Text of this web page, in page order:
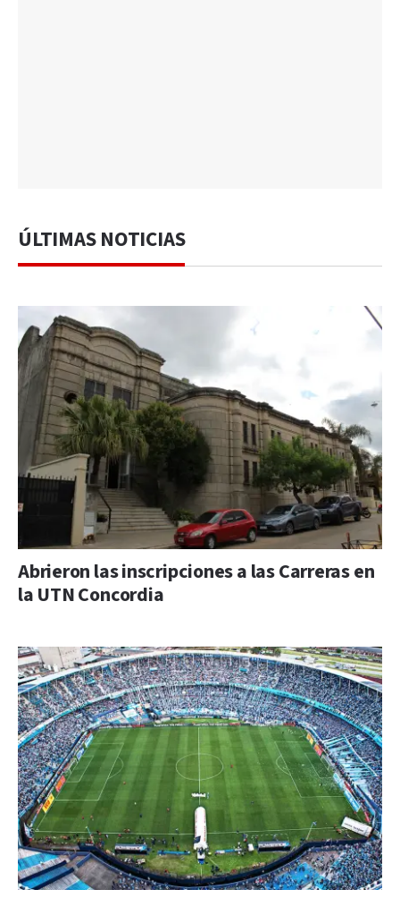
ÚLTIMAS NOTICIAS
Abrieron las inscripciones a las Carreras en
la UTN Concordia